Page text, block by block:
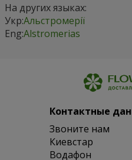
На других языках:
Укр:Альстромерії
Eng:Alstromerias
Контактные
Звоните нам
Киевстар
Водафон